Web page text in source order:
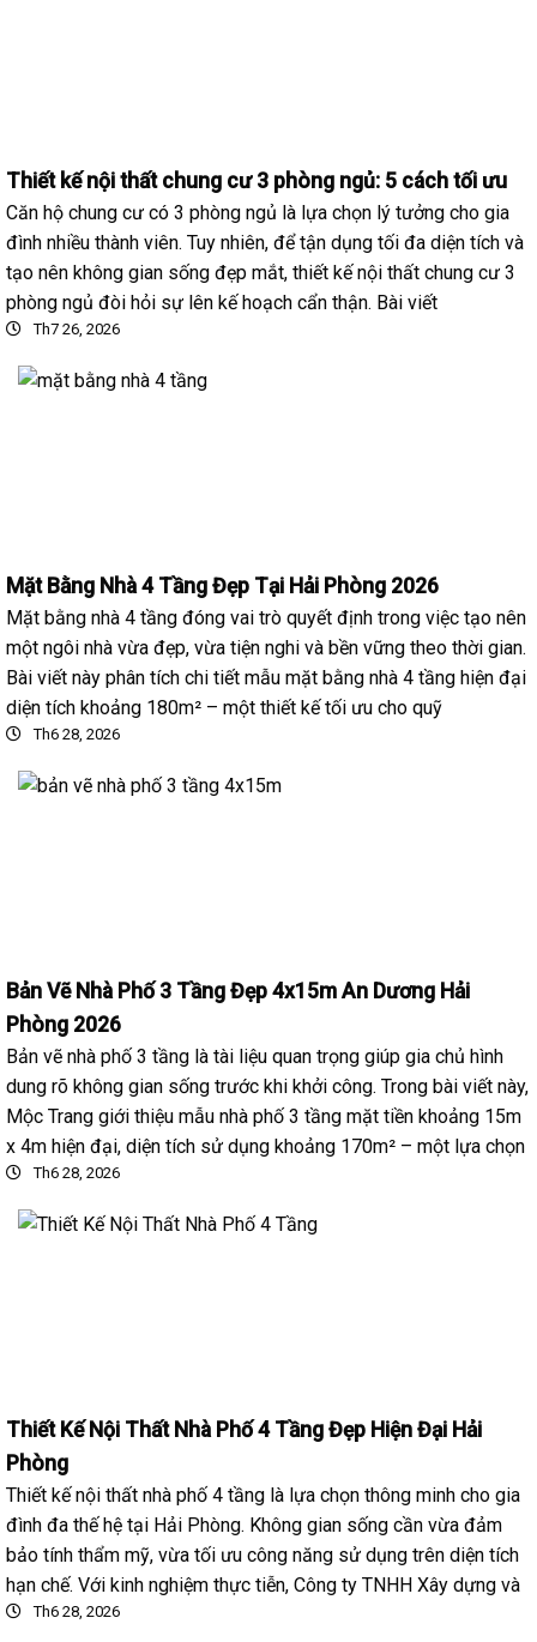
Thiết kế nội thất chung cư 3 phòng ngủ: 5 cách tối ưu
Căn hộ chung cư có 3 phòng ngủ là lựa chọn lý tưởng cho gia
đình nhiều thành viên. Tuy nhiên, để tận dụng tối đa diện tích và
tạo nên không gian sống đẹp mắt, thiết kế nội thất chung cư 3
phòng ngủ đòi hỏi sự lên kế hoạch cẩn thận. Bài viết
Th7 26, 2026
Mặt Bằng Nhà 4 Tầng Đẹp Tại Hải Phòng 2026
Mặt bằng nhà 4 tầng đóng vai trò quyết định trong việc tạo nên
một ngôi nhà vừa đẹp, vừa tiện nghi và bền vững theo thời gian.
Bài viết này phân tích chi tiết mẫu mặt bằng nhà 4 tầng hiện đại
diện tích khoảng 180m² – một thiết kế tối ưu cho quỹ
Th6 28, 2026
Bản Vẽ Nhà Phố 3 Tầng Đẹp 4x15m An Dương Hải
Phòng 2026
Bản vẽ nhà phố 3 tầng là tài liệu quan trọng giúp gia chủ hình
dung rõ không gian sống trước khi khởi công. Trong bài viết này,
Mộc Trang giới thiệu mẫu nhà phố 3 tầng mặt tiền khoảng 15m
x 4m hiện đại, diện tích sử dụng khoảng 170m² – một lựa chọn
Th6 28, 2026
Thiết Kế Nội Thất Nhà Phố 4 Tầng Đẹp Hiện Đại Hải
Phòng
Thiết kế nội thất nhà phố 4 tầng là lựa chọn thông minh cho gia
đình đa thế hệ tại Hải Phòng. Không gian sống cần vừa đảm
bảo tính thẩm mỹ, vừa tối ưu công năng sử dụng trên diện tích
hạn chế. Với kinh nghiệm thực tiễn, Công ty TNHH Xây dựng và
Th6 28, 2026